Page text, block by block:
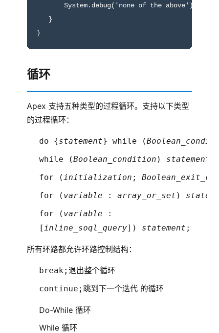
       System.debug('none of the above');
   }
}
循环
Apex 支持五种类型的过程循环。支持以下类型
的过程循环：
do {statement} while (
while (Boolean_condition ) statement
for (initialization ;
for ( variable : array_or_set )
for ( variable :
[inline_soql_query]) statement ;
所有环路都允许环路控制结构：
break; 退出整个循环
continue; 跳到下一个迭代 的循环
Do-While 循环
While 循环